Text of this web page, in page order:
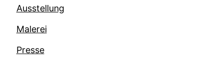
Ausstellung
Malerei
Presse